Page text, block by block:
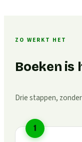
ZO WERKT HET
Boeken is
Drie stappen,
1